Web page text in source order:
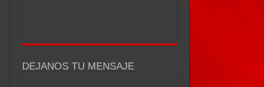
DEJANOS TU MENSAJE